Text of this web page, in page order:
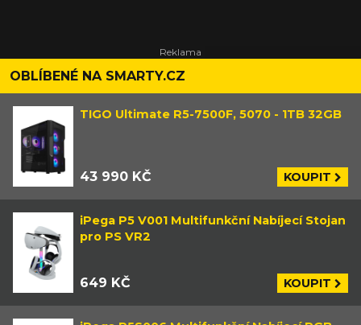
OBLÍBENÉ NA SMARTY.CZ
TIGO Ultimate R5-7500F, 5070 - 1TB 32GB
43 990 KČ KOUPIT
iPega P5 V001 Multifunkční Nabíjecí Stojan
pro PS VR2
649 KČ KOUPIT